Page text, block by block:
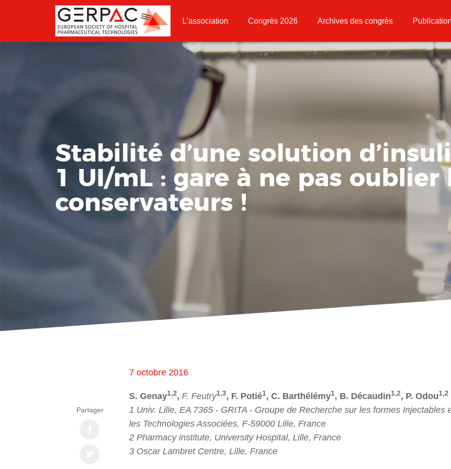
L’association Congrès 2026 Archives des congrès
Stabilité d’une solution
1 UI/mL : gare à ne pas oublier
conservateurs !
7 octobre 2016
S. Genay1,2, F. Feutry1,3, F. Potié1, C. Barthélémy1, B. Décaudin1,2, P. Odou1,2
1 Univ. Lille, EA 7365 - GRITA - Groupe de Recherche sur les formes Injectables
les Technologies Associées, F-59000 Lille, France
2 Pharmacy institute, University Hospital, Lille, France
3 Oscar Lambret Centre, Lille, France
Partager